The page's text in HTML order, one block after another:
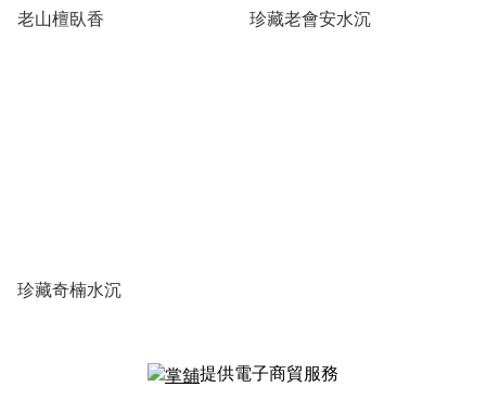
老山檀臥香 珍藏老會安水沉
珍藏奇楠水沉
提供電子商貿服務